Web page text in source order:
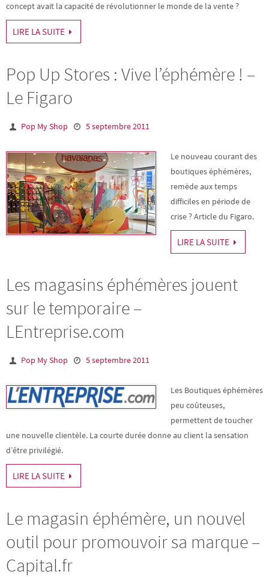
concept avait la capacité de révolutionner le monde de la vente ?
LIRE LA SUITE
Pop Up Stores : Vive l’éphémère ! –
Le Figaro
Pop My Shop 5 septembre 2011
Le nouveau courant des
boutiques éphémères,
remède aux temps
difficiles en période de
crise ? Article du Figaro.
LIRE LA SUITE
Les magasins éphémères jouent
sur le temporaire –
LEntreprise.com
Pop My Shop 5 septembre 2011
Les Boutiques éphémères
peu coûteuses,
permettent de toucher
une nouvelle clientèle. La courte durée donne au client la sensation
d’être privilégié.
LIRE LA SUITE
Le magasin éphémère, un nouvel
outil pour promouvoir sa marque –
Capital.fr